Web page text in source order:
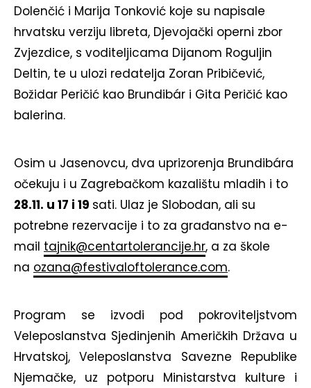
Dolenčić i Marija Tonković koje su napisale
hrvatsku verziju libreta, Djevojački operni zbor
Zvjezdice, s voditeljicama Dijanom Roguljin
Deltin, te u ulozi redatelja Zoran Pribičević,
Božidar Peričić kao Brundibár i Gita Peričić kao
balerina.
Osim u Jasenovcu, dva uprizorenja Brundibára
očekuju i u Zagrebačkom kazalištu mladih i to
28.11. u 17 i 19 sati. Ulaz je Slobodan, ali su
potrebne rezervacije i to za građanstvo na e-
mail tajnik@centartolerancije.hr, a za škole
na ozana@festivaloftolerance.com.
Program se izvodi pod pokroviteljstvom
Veleposlanstva Sjedinjenih Američkih Država u
Hrvatskoj, Veleposlanstva Savezne Republike
Njemačke, uz potporu Ministarstva kulture i